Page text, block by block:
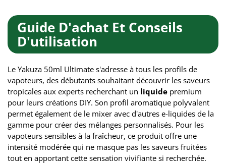
Guide D'achat Et Conseils
D'utilisation
Le Yakuza 50ml Ultimate s'adresse à tous les profils de
vapoteurs, des débutants souhaitant découvrir les saveurs
tropicales aux experts recherchant un liquide premium
pour leurs créations DIY. Son profil aromatique polyvalent
permet également de le mixer avec d'autres e-liquides de la
gamme pour créer des mélanges personnalisés. Pour les
vapoteurs sensibles à la fraîcheur, ce produit offre une
intensité modérée qui ne masque pas les saveurs fruitées
tout en apportant cette sensation vivifiante si recherchée.